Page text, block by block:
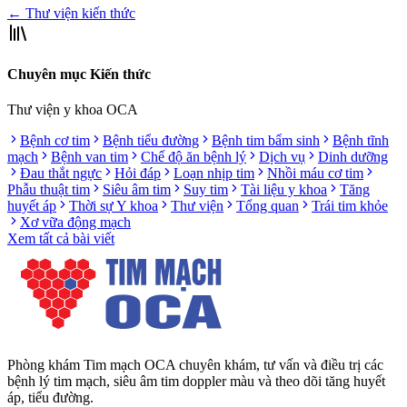
← Thư viện kiến thức
Chuyên mục Kiến thức
Thư viện y khoa OCA
Bệnh cơ tim
Bệnh tiểu đường Bệnh tim bẩm sinh
Bệnh tĩnh
mạch
Bệnh van tim Chế độ ăn bệnh lý Dịch vụ
Dinh dưỡng
Đau thắt ngực
Hỏi đáp Loạn nhịp tim
Nhồi máu cơ tim
Phẫu thuật tim
Siêu âm tim Suy tim Tài liệu y khoa
Tăng
huyết áp
Thời sự Y khoa Thư viện Tổng quan
Trái tim khỏe
Xơ vữa động mạch
Xem tất cả bài viết
Phòng khám Tim mạch OCA chuyên khám, tư vấn và điều trị các
bệnh lý tim mạch, siêu âm tim doppler màu và theo dõi tăng huyết
áp, tiểu đường.